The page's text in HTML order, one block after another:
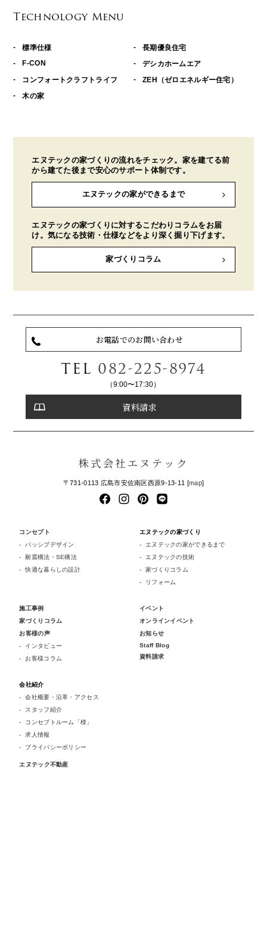
Technology Menu
標準仕様
長期優良住宅
F-CON
デシカホームエア
コンフォートクラフトライフ
ZEH（ゼロエネルギー住宅）
木の家
エヌテックの家づくりの流れをチェック。家を建てる前
から建てた後まで安心のサポート体制です。
エヌテックの家ができるまで
エヌテックの家づくりに対するこだわりコラムをお届
け。気になる技術・仕様などをより深く掘り下げます。
家づくりコラム
お電話でのお問い合わせ
TEL 082-225-8974
（9:00〜17:30）
資料請求
株式会社エヌテック
〒731-0113 広島市安佐南区西原9-13-11 [map]
コンセプト
パッシブデザイン
耐震構法・SE構法
快適な暮らしの設計
エヌテックの家づくり
エヌテックの家ができるまで
エヌテックの技術
家づくりコラム
リフォーム
施工事例
家づくりコラム
お客様の声
インタビュー
お客様コラム
イベント
オンラインイベント
お知らせ
Staff Blog
資料請求
会社紹介
会社概要・沿革・アクセス
スタッフ紹介
コンセプトルーム「檪」
求人情報
プライバシーポリシー
エヌテック不動産